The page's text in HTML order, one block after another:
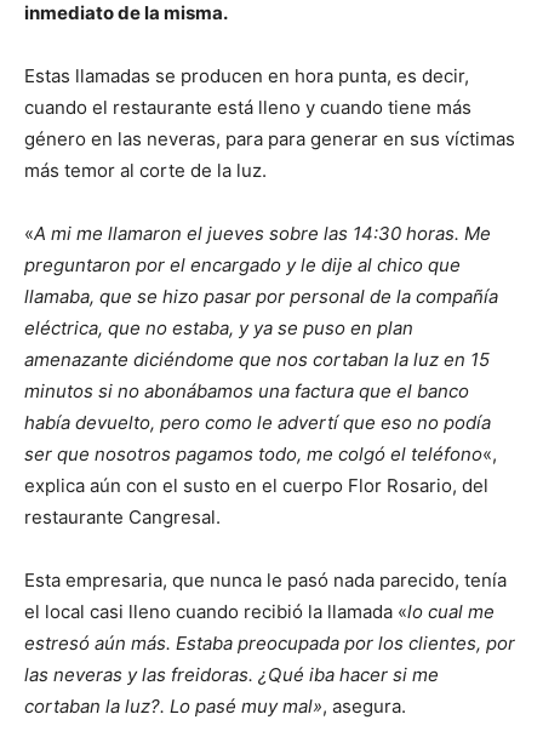
inmediato de la misma.
Estas llamadas se producen en hora punta, es decir,
cuando el restaurante está lleno y cuando tiene más
género en las neveras, para para generar en sus víctimas
más temor al corte de la luz.
«A mi me llamaron el jueves sobre las 14:30 horas. Me
preguntaron por el encargado y le dije al chico que
llamaba, que se hizo pasar por personal de la compañía
eléctrica, que no estaba, y ya se puso en plan
amenazante diciéndome que nos cortaban la luz en 15
minutos si no abonábamos una factura que el banco
había devuelto, pero como le advertí que eso no podía
ser que nosotros pagamos todo, me colgó el teléfono«,
explica aún con el susto en el cuerpo Flor Rosario, del
restaurante Cangresal.
Esta empresaria, que nunca le pasó nada parecido, tenía
el local casi lleno cuando recibió la llamada «lo cual me
estresó aún más. Estaba preocupada por los clientes, por
las neveras y las freidoras. ¿Qué iba hacer si me
cortaban la luz?. Lo pasé muy mal», asegura.